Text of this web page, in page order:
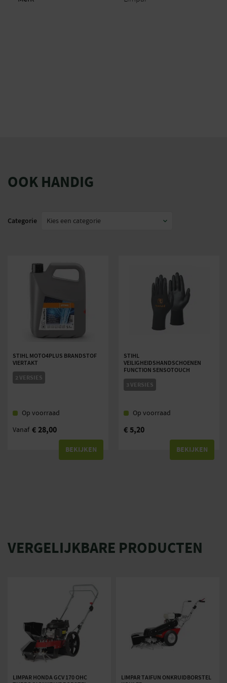
OOK HANDIG
Categorie
STIHL MOTO4PLUS BRANDSTOF
VIERTAKT
2 VERSIES
Op voorraad
Vanaf €28,00
BEKIJKEN
STIHL
VEILIGHEIDSHANDSCHOENEN
FUNCTION SENSOTOUCH
3 VERSIES
Op voorraad
€ 5,20
BEKIJKEN
VERGELIJKBARE PRODUCTEN
LIMPAR HONDA GCV 170 OHC
LIMPAR TAIFUN ONKRUIDBORSTEL